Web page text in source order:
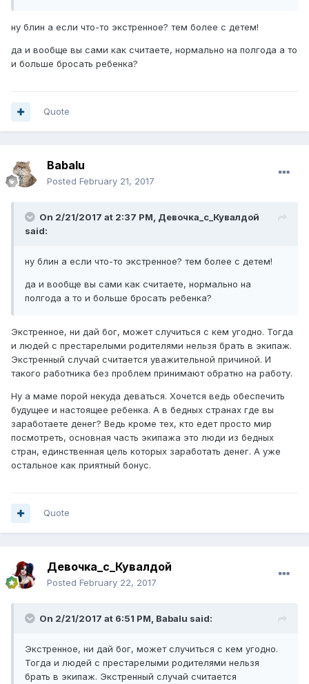
ну блин а если что-то экстренное? тем более с детем!
да и вообще вы сами как считаете, нормально на полгода а то
и больше бросать ребенка?
Quote
Babalu
Posted February 21, 2017
On 2/21/2017 at 2:37 PM, Девочка_с_Кувалдой
said:
ну блин а если что-то экстренное? тем более с детем!
да и вообще вы сами как считаете, нормально на
полгода а то и больше бросать ребенка?
Экстренное, ни дай бог, может случиться с кем угодно. Тогда
и людей с престарелыми родителями нельзя брать в экипаж.
Экстренный случай считается уважительной причиной. И
такого работника без проблем принимают обратно на работу.
Ну а маме порой некуда деваться. Хочется ведь обеспечить
будущее и настоящее ребенка. А в бедных странах где вы
заработаете денег? Ведь кроме тех, кто едет просто мир
посмотреть, основная часть экипажа это люди из бедных
стран, единственная цель которых заработать денег. А уже
остальное как приятный бонус.
Quote
Девочка_с_Кувалдой
Posted February 22, 2017
On 2/21/2017 at 6:51 PM, Babalu said:
Экстренное, ни дай бог, может случиться с кем угодно.
Тогда и людей с престарелыми родителями нельзя
брать в экипаж. Экстренный случай считается